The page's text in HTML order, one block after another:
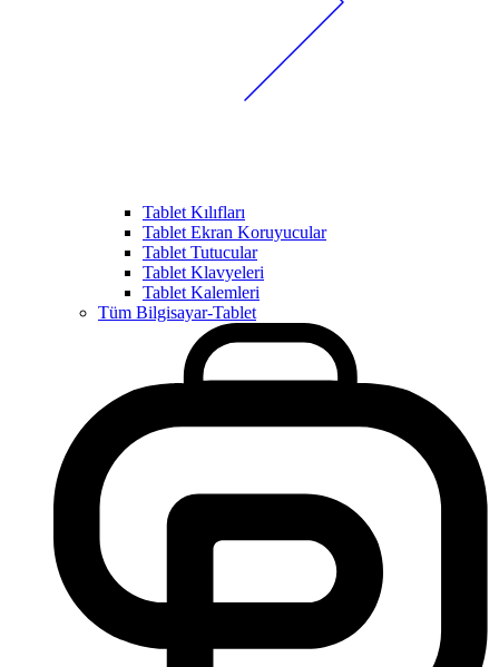
Tablet Kılıfları
Tablet Ekran Koruyucular
Tablet Tutucular
Tablet Klavyeleri
Tablet Kalemleri
Tüm Bilgisayar-Tablet